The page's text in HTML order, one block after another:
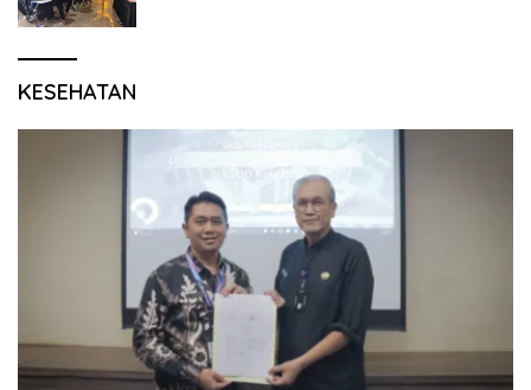
KESEHATAN